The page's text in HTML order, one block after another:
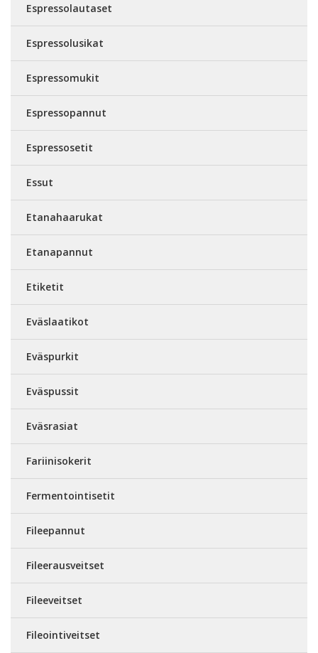
Espressolautaset
Espressolusikat
Espressomukit
Espressopannut
Espressosetit
Essut
Etanahaarukat
Etanapannut
Etiketit
Eväslaatikot
Eväspurkit
Eväspussit
Eväsrasiat
Fariinisokerit
Fermentointisetit
Fileepannut
Fileerausveitset
Fileeveitset
Fileointiveitset